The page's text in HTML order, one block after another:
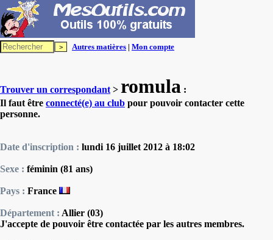
Autres matières | Mon compte
Trouver un correspondant > romula :
Il faut être connecté(e) au club pour pouvoir contacter cette
personne.
Date d'inscription : lundi 16 juillet 2012 à 18:02
Sexe : féminin (81 ans)
Pays : France
Département : Allier (03)
J'accepte de pouvoir être contactée par les autres membres.